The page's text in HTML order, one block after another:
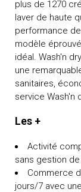
plus de 1270
laver de haute
performance
modèle
idéal. Wash'n
une
sanitaires,
service Wash'n
Les +
Activité
sans gestion
Commerce
jours/7 avec